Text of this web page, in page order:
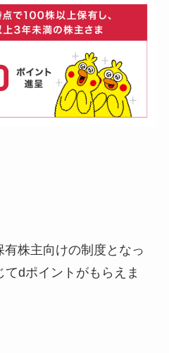
株主向けの制度となっ
dポイントがもらえま